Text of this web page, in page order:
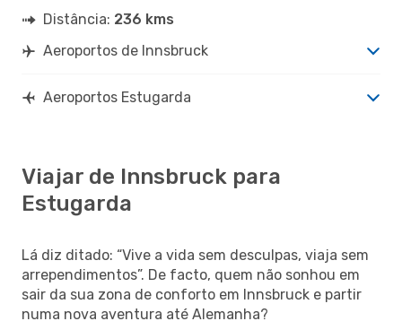
Distância: 236 kms
Aeroportos de Innsbruck
Aeroportos Estugarda
Viajar de Innsbruck para
Estugarda
Lá diz ditado: “Vive a vida sem desculpas, viaja sem
arrependimentos”. De facto, quem não sonhou em
sair da sua zona de conforto em Innsbruck e partir
numa nova aventura até Alemanha?